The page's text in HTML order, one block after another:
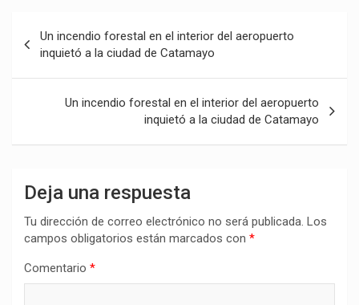
de
entradas
Un incendio forestal en el interior del aeropuerto
inquietó a la ciudad de Catamayo
Un incendio forestal en el interior del aeropuerto
inquietó a la ciudad de Catamayo
Deja una respuesta
Tu dirección de correo electrónico no será publicada. Los
campos obligatorios están marcados con *
Comentario *